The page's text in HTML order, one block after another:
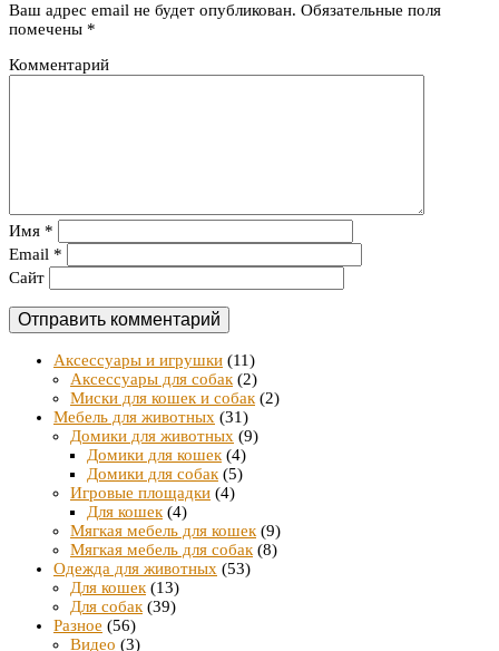
Ваш адрес email не будет опубликован. Обязательные поля
помечены *
Комментарий
Имя *
Email *
Сайт
Аксессуары и игрушки (11)
Аксессуары для собак(2)
Миски для кошек и собак(2)
Мебель для животных (31)
Домики для животных (9)
Домики для кошек(4)
Домики для собак(5)
Игровые площадки (4)
Для кошек(4)
Мягкая мебель для кошек(9)
Мягкая мебель для собак(8)
Одежда для животных (53)
Для кошек(13)
Для собак(39)
Разное (56)
Видео (3)